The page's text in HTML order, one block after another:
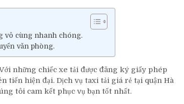
vô cùng nhanh chóng.
văn phòng.
những chiếc xe tải được đăng ký giấy phép
tiến hiện đại. Dịch vụ taxi tải giá rẻ tại quận Hà
tôi cam kết phục vụ bạn tốt nhất.